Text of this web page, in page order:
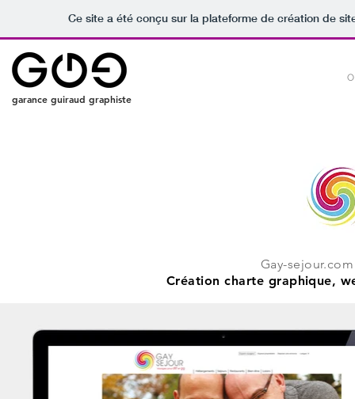
Ce site a été conçu sur la plateforme de création de
garance guiraud graphiste
Gay-
Création charte graphique,